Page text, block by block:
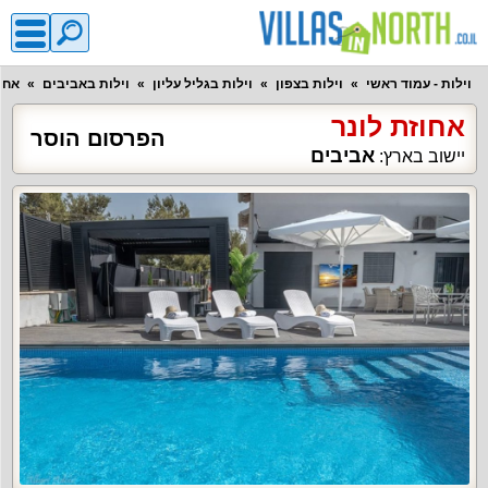
וילות - עמוד ראשי וילות בצפון וילות בגליל עליון וילות באביבים
אחוזת לונר
יישוב בארץ: אביבים
הפרסום הוסר